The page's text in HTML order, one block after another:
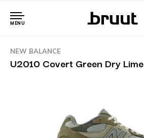
MENU
NEW BALANCE
U2010 Covert Green Dry Lime